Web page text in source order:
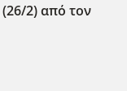
(26/2) από τον